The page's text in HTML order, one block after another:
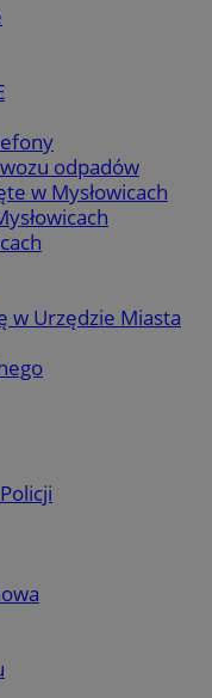
odpadów
w Mysłowicach
w Urzędzie Miasta